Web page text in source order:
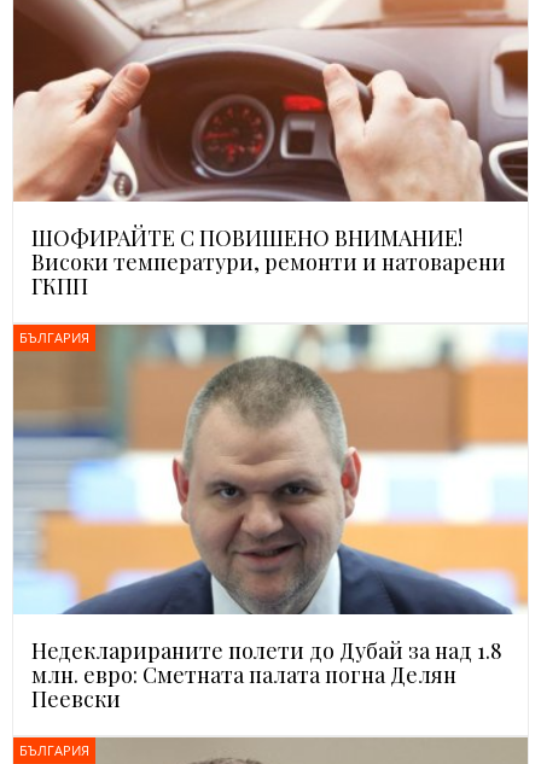
ШОФИРАЙТЕ С ПОВИШЕНО ВНИМАНИЕ!
Високи температури, ремонти и натоварени
ГКПП
БЪЛГАРИЯ
Недекларираните полети до Дубай за над 1.8
млн. евро: Сметната палата погна Делян
Пеевски
БЪЛГАРИЯ